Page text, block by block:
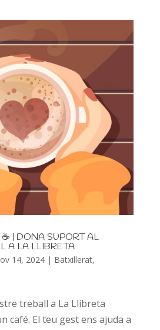
☕ | DONA SUPORT AL
A LA LLIBRETA
14, 2024| Batxillerat,
treball a La Llibreta
café. El teu gest ens ajuda a